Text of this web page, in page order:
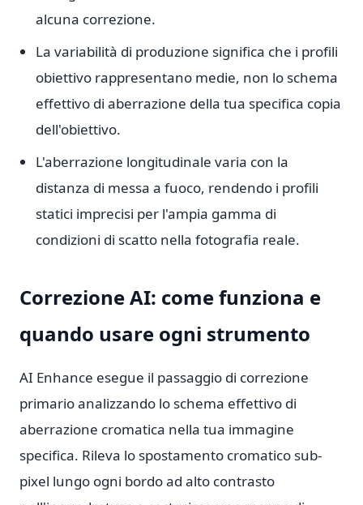
alcuna correzione.
La variabilità di produzione significa che i profili
obiettivo rappresentano medie, non lo schema
effettivo di aberrazione della tua specifica copia
dell'obiettivo.
L'aberrazione longitudinale varia con la
distanza di messa a fuoco, rendendo i profili
statici imprecisi per l'ampia gamma di
condizioni di scatto nella fotografia reale.
Correzione AI: come funziona e
quando usare ogni strumento
AI Enhance esegue il passaggio di correzione
primario analizzando lo schema effettivo di
aberrazione cromatica nella tua immagine
specifica. Rileva lo spostamento cromatico sub-
pixel lungo ogni bordo ad alto contrasto